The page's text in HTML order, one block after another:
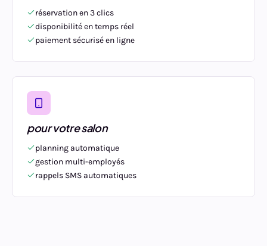
réservation en 3 clics
disponibilité en temps réel
paiement sécurisé en ligne
pour votre salon
planning automatique
gestion multi-employés
rappels SMS automatiques